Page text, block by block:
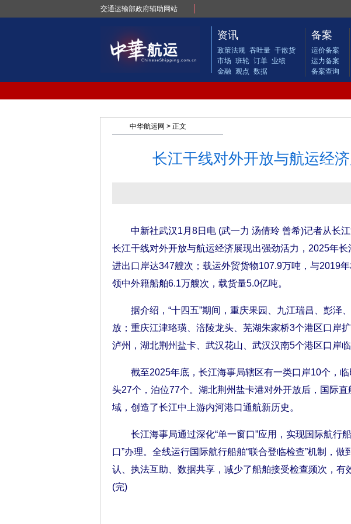
交通运输部政府辅助网站
资讯
政策法规 吞吐量 干散货
市场 班轮 订单 业绩
金融 观点 数据
备案
运价备案
运力备案
备案查询
中华航运网 > 正文
长江干线对外开放与航运经
中新社武汉1月8日电 (武一力 汤倩玲 曾希)记者从长江
长江干线对外开放与航运经济展现出强劲活力，2025年
进出口岸达347艘次；载运外贸货物107.9万吨，与2019
领中外籍船舶6.1万艘次，载货量5.0亿吨。
据介绍，“十四五”期间，重庆果园、九江瑞昌、彭泽
放；重庆江津珞璜、涪陵龙头、芜湖朱家桥3个港区口岸
泸州，湖北荆州盐卡、武汉花山、武汉汉南5个港区口岸临
截至2025年底，长江海事局辖区有一类口岸10个，临
头27个，泊位77个。湖北荆州盐卡港对外开放后，国际
域，创造了长江中上游内河港口通航新历史。
长江海事局通过深化“单一窗口”应用，实现国际航行
口”办理。全线运行国际航行船舶“联合登临检查”机制，
认、执法互助、数据共享，减少了船舶接受检查频次，有
(完)